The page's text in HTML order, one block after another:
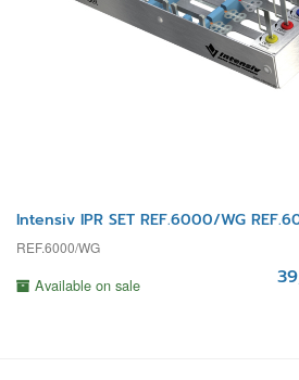
Intensiv IPR SET REF.6000/WG
REF.6000/WG
Available on sale